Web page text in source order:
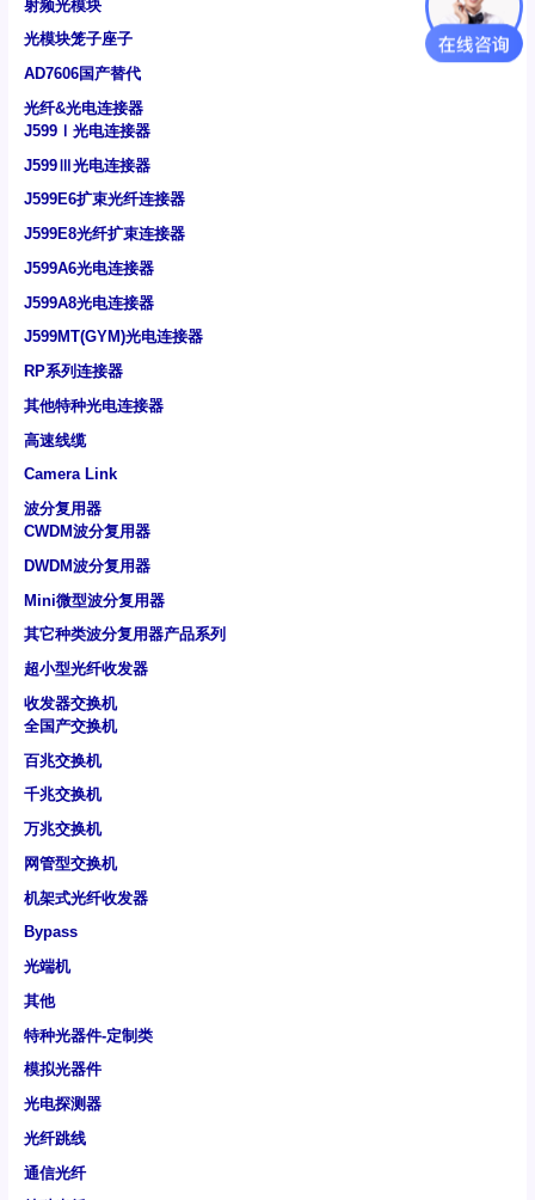
射频光模块
光模块笼子座子
AD7606国产替代
光纤&光电连接器
J599Ⅰ光电连接器
J599Ⅲ光电连接器
J599E6扩束光纤连接器
J599E8光纤扩束连接器
J599A6光电连接器
J599A8光电连接器
J599MT(GYM)光电连接器
RP系列连接器
其他特种光电连接器
高速线缆
Camera Link
波分复用器
CWDM波分复用器
DWDM波分复用器
Mini微型波分复用器
其它种类波分复用器产品系列
超小型光纤收发器
收发器交换机
全国产交换机
百兆交换机
千兆交换机
万兆交换机
网管型交换机
机架式光纤收发器
Bypass
光端机
其他
特种光器件-定制类
模拟光器件
光电探测器
光纤跳线
通信光纤